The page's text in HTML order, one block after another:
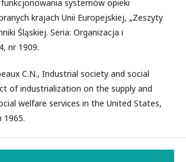
funkcjonowania systemów opieki
krajach Unii Europejskiej, „Zeszyty
Śląskiej. Seria: Organizacja i
nr 1909.
C.N., Industrial society and social
of industrialization on the supply and
welfare services in the United States,
1965.